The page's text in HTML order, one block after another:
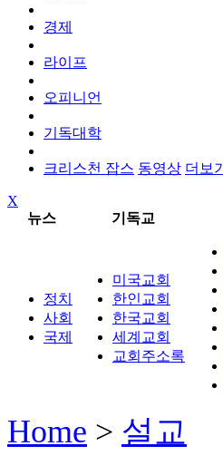
경제
라이프
오피니언
기독대학
크리스천 잡스 동영상 더보기
X
뉴스
기독교
정치
사회
국제
미국교회
한인교회
한국교회
세계교회
교회주소록
Home > 설교